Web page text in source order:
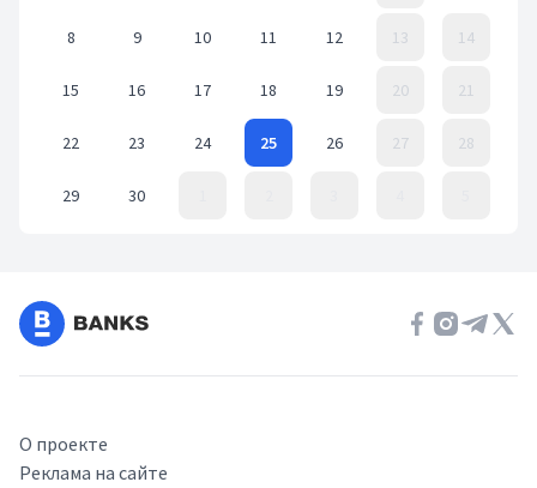
8 9 10 11 12 13 14
15 16 17 18 19 20 21
22 23 24 25 26 27 28
29 30
О проекте
Реклама на сайте